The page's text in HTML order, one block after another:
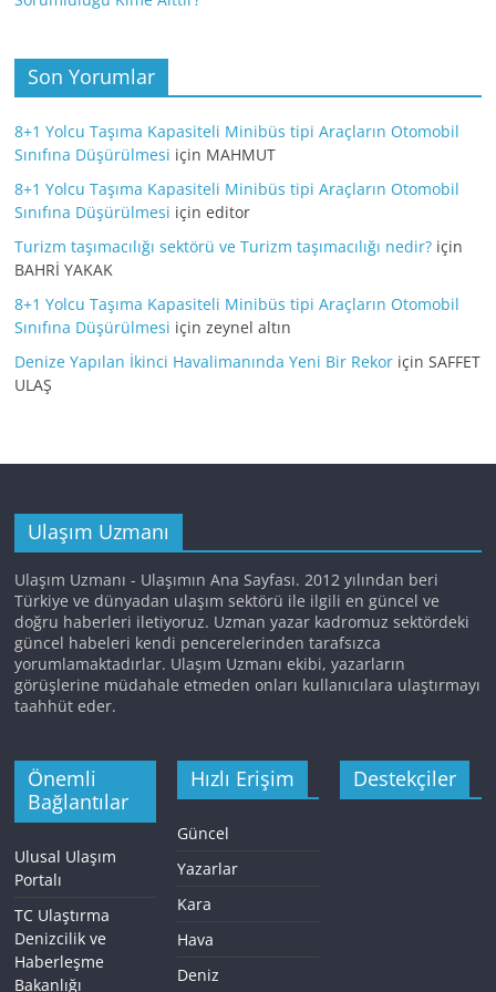
Son Yorumlar
8+1 Yolcu Taşıma Kapasiteli Minibüs tipi Araçların Otomobil
Sınıfına Düşürülmesi için MAHMUT
8+1 Yolcu Taşıma Kapasiteli Minibüs tipi Araçların Otomobil
Sınıfına Düşürülmesi içineditor
Turizm taşımacılığı sektörü ve Turizm taşımacılığı nedir? için
BAHRİ YAKAK
8+1 Yolcu Taşıma Kapasiteli Minibüs tipi Araçların Otomobil
Sınıfına Düşürülmesi içinzeynel altın
Denize Yapılan İkinci Havalimanında Yeni Bir Rekor içinSAFFET
ULAŞ
Ulaşım Uzmanı
Ulaşım Uzmanı - Ulaşımın Ana Sayfası. 2012 yılından beri
Türkiye ve dünyadan ulaşım sektörü ile ilgili en güncel ve
doğru haberleri iletiyoruz. Uzman yazar kadromuz sektördeki
güncel habeleri kendi pencerelerinden tarafsızca
yorumlamaktadırlar. Ulaşım Uzmanı ekibi, yazarların
görüşlerine müdahale etmeden onları kullanıcılara ulaştırmayı
taahhüt eder.
Önemli
Bağlantılar
Ulusal Ulaşım
Portalı
TC Ulaştırma
Denizcilik ve
Haberleşme
Bakanlığı
Hızlı Erişim
Güncel
Yazarlar
Kara
Hava
Deniz
Destekçiler